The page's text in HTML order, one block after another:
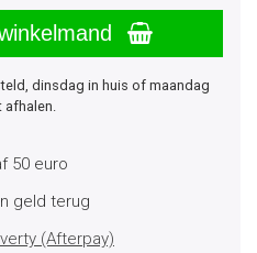
dinsdag in huis of maandag
afhalen.
50 euro
geld terug
(Afterpay)